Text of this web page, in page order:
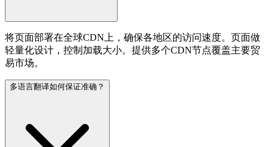
将页面部署在全球CDN上，确保各地区的访问速度。页面做
轻量化设计，控制加载大小。提供多个CDN节点覆盖主要贸
易市场。
多语言翻译如何保证准确？